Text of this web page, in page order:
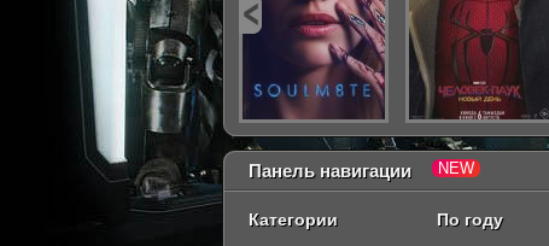
Панель навигации
Категории По году